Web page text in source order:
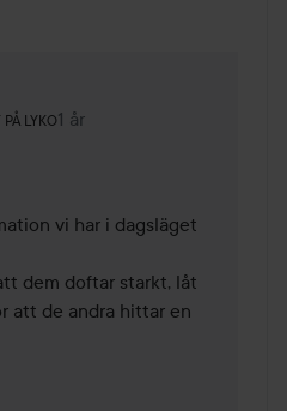
LYKO
Kundtjänst på Lyko.
1 år
Kommentaren lades 1 år
vi har i dagsläget
dem doftar starkt, låt
att de andra hittar en